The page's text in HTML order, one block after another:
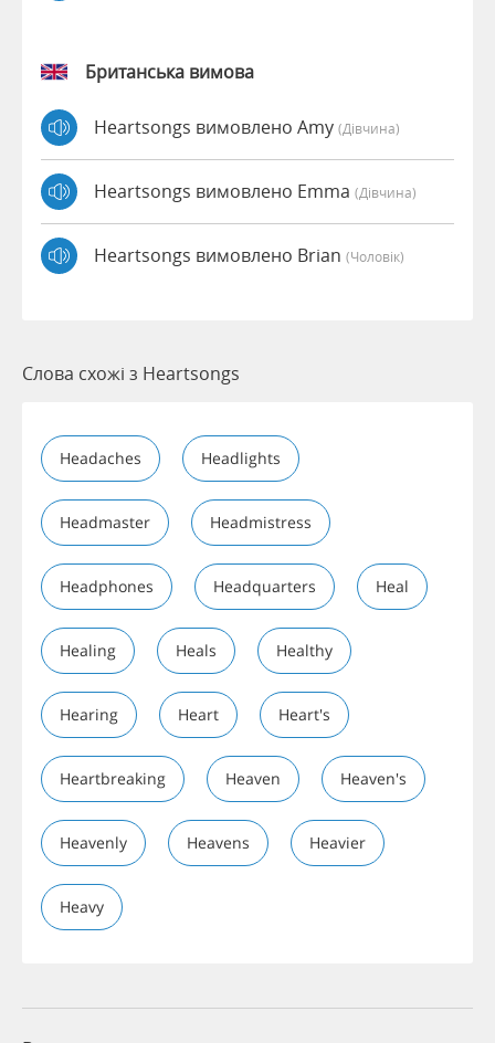
Британська вимова
Heartsongs вимовлено Amy (дівчина)
Heartsongs вимовлено Emma (дівчина)
Heartsongs вимовлено Brian (чоловік)
Слова схожі з Heartsongs
Headaches Headlights
Headmaster Headmistress
Headphones Headquarters Heal
Healing Heals Healthy
Hearing Heart Heart's
Heartbreaking Heaven Heaven's
Heavenly Heavens Heavier
Heavy